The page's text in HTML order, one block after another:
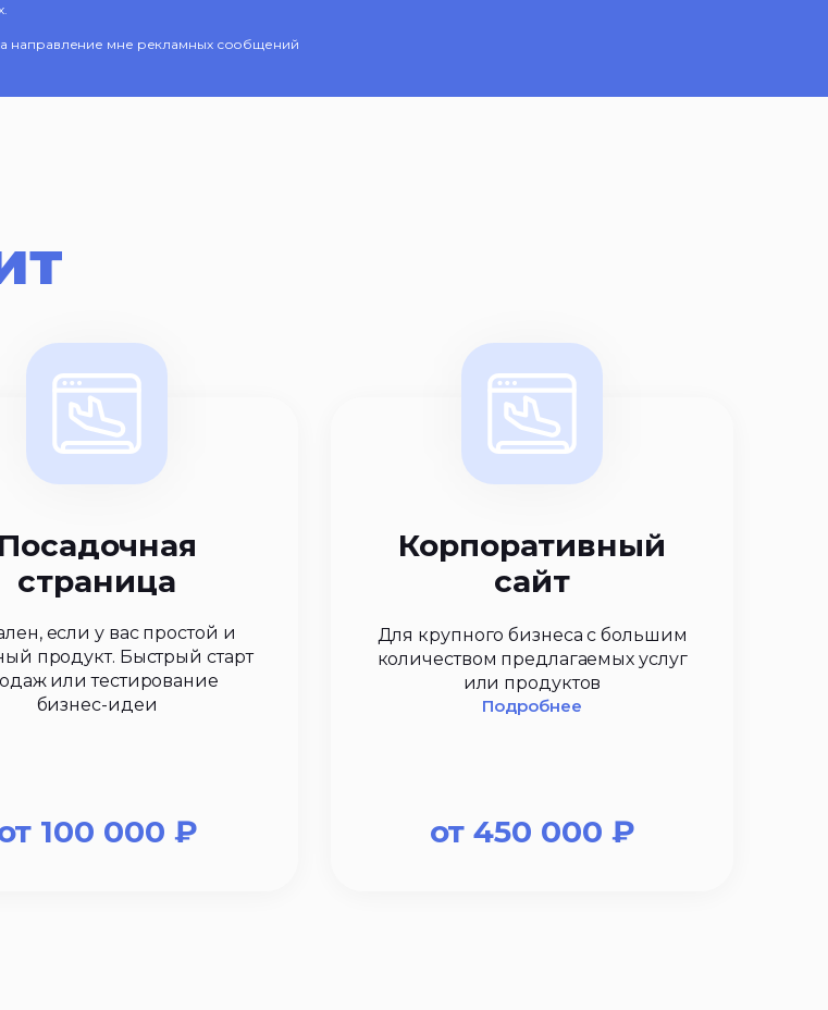
направление мне рекламных сообщений
Посадочная
страница
если у вас простой и
продукт. Быстрый старт
или тестирование
бизнес-идеи
100 000 ₽
Корпоративный
сайт
Для крупного бизнеса с большим
количеством предлагаемых услуг
или продуктов
Подробнее
от 450 000 ₽